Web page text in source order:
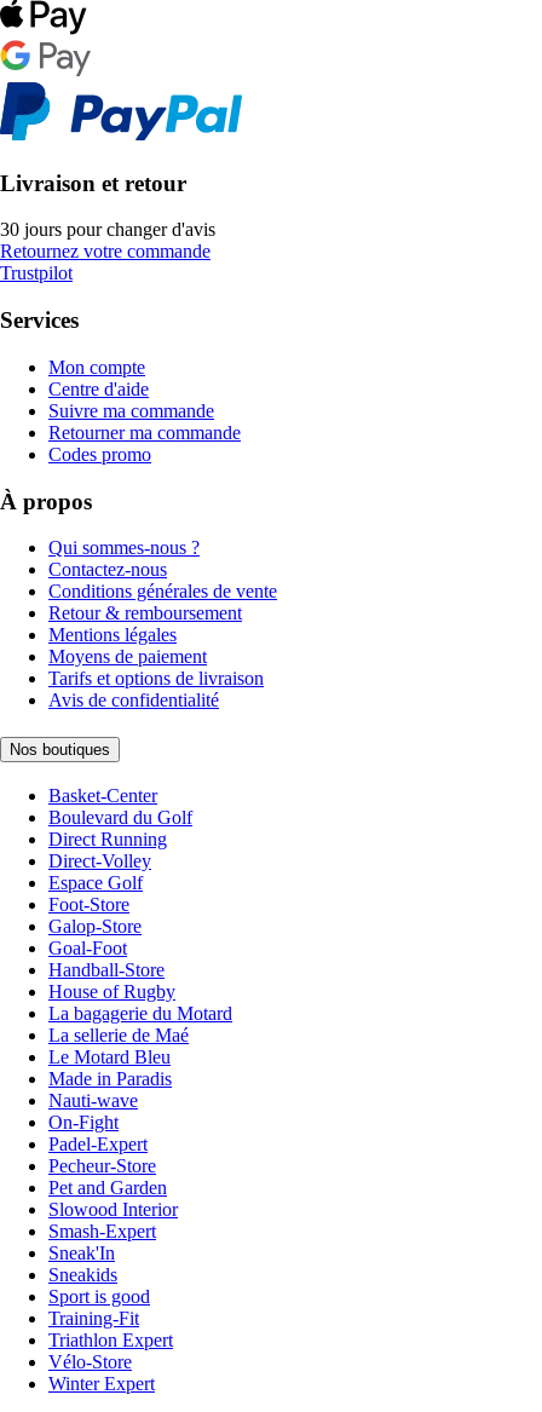
Livraison et retour
30 jours pour changer d'avis
Retournez votre commande
Trustpilot
Services
Mon compte
Centre d'aide
Suivre ma commande
Retourner ma commande
Codes promo
À propos
Qui sommes-nous ?
Contactez-nous
Conditions générales de vente
Retour & remboursement
Mentions légales
Moyens de paiement
Tarifs et options de livraison
Avis de confidentialité
Nos boutiques
Basket-Center
Boulevard du Golf
Direct Running
Direct-Volley
Espace Golf
Foot-Store
Galop-Store
Goal-Foot
Handball-Store
House of Rugby
La bagagerie du Motard
La sellerie de Maé
Le Motard Bleu
Made in Paradis
Nauti-wave
On-Fight
Padel-Expert
Pecheur-Store
Pet and Garden
Slowood Interior
Smash-Expert
Sneak'In
Sneakids
Sport is good
Training-Fit
Triathlon Expert
Vélo-Store
Winter Expert